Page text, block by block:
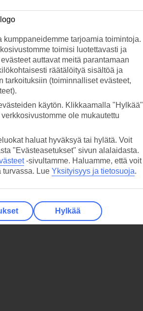
alle saatavuuden mukaan.
tarjoamia toimintoja.
toimisi luotettavasti ja
auttavat meitä parantamaan
räätälöityä sisältöä ja
tarkoituksiin (toiminnalliset evästeet,
käytön. Klikkaamalla "Hylkää"
ole mukautettu
haluat hyväksyä tai hylätä. Voit
"Evästeasetukset" sivun alalaidasta.
-sivultamme. Haluamme, että voit
turvassa. Lue Yksityisyys ja tietosuoja.
Hylkää